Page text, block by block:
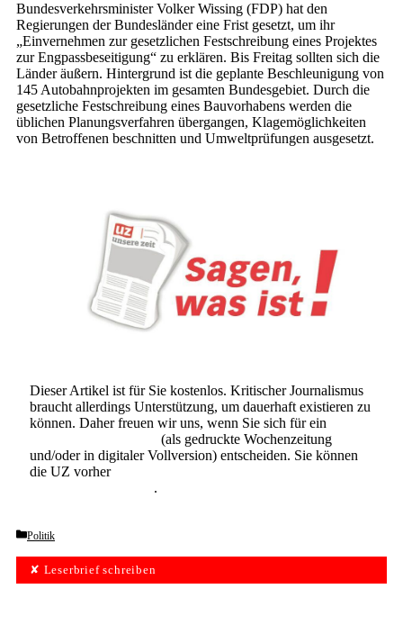
Bundesverkehrsminister Volker Wissing (FDP) hat den
Regierungen der Bundesländer eine Frist gesetzt, um ihr
„Einvernehmen zur gesetzlichen Festschreibung eines Projektes
zur Engpassbeseitigung“ zu erklären. Bis Freitag sollten sich die
Länder äußern. Hintergrund ist die geplante Beschleunigung von
145 Autobahnprojekten im gesamten Bundesgebiet. Durch die
gesetzliche Festschreibung eines Bauvorhabens werden die
üblichen Planungsverfahren übergangen, Klagemöglichkeiten
von Betroffenen beschnitten und Umweltprüfungen ausgesetzt.
Dieser Artikel ist für Sie kostenlos. Kritischer Journalismus
braucht allerdings Unterstützung, um dauerhaft existieren zu
können. Daher freuen wir uns, wenn Sie sich für ein
(als gedruckte Wochenzeitung
und/oder in digitaler Vollversion) entscheiden. Sie können
die UZ vorher
.
Categories
Politik
✘ Leserbrief schreiben